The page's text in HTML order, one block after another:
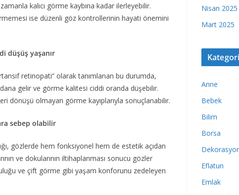
kalıcı görme kaybına kadar ilerleyebilir.
ise düzenli göz kontrollerinin hayati önemini
düşüş yaşanır
retinopati” olarak tanımlanan bu durumda,
gelir ve görme kalitesi ciddi oranda düşebilir.
dönüşü olmayan görme kayıplarıyla sonuçlanabilir.
sebep olabilir
gözlerde hem fonksiyonel hem de estetik açıdan
ve dokularının iltihaplanması sonucu gözler
ve çift görme gibi yaşam konforunu zedeleyen
Nisan 2025
Mart 2025
Kategori
Anne
Bebek
Bilim
Borsa
Eflatun
Emlak